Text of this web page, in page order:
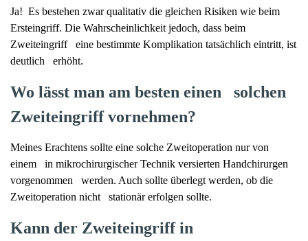
Ja! Es bestehen zwar qualitativ die gleichen Risiken wie beim
Ersteingriff. Die Wahrscheinlichkeit jedoch, dass beim
Zweiteingriff eine bestimmte Komplikation tatsächlich eintritt, ist
deutlich erhöht.
Wo lässt man am besten einen solchen
Zweiteingriff vornehmen?
Meines Erachtens sollte eine solche Zweitoperation nur von
einem in mikrochirurgischer Technik versierten Handchirurgen
vorgenommen werden. Auch sollte überlegt werden, ob die
Zweitoperation nicht stationär erfolgen sollte.
Kann der Zweiteingriff in